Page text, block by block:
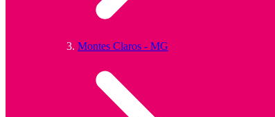
Montes Claros - MG